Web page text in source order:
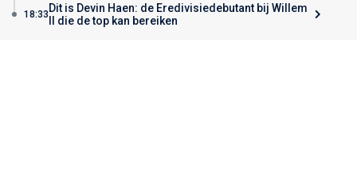
18:33 Dit is Devin Haen: de Eredivisiedebutant bij Willem
II die de top kan bereiken